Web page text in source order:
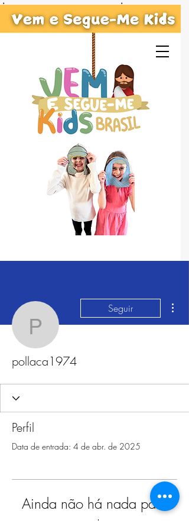
pollaca1974
Seguir
pollaca1974
Perfil
Data de entrada: 4 de abr. de 2025
Ainda não há nada para
mostrar